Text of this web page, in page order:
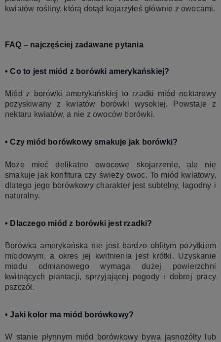
kwiatów rośliny, którą dotąd kojarzyłeś głównie z owocami.
FAQ – najczęściej zadawane pytania
• Co to jest miód z borówki amerykańskiej?
Miód z borówki amerykańskiej to rzadki miód nektarowy
pozyskiwany z kwiatów borówki wysokiej. Powstaje z
nektaru kwiatów, a nie z owoców borówki.
• Czy miód borówkowy smakuje jak borówki?
Może mieć delikatne owocowe skojarzenie, ale nie
smakuje jak konfitura czy świeży owoc. To miód kwiatowy,
dlatego jego borówkowy charakter jest subtelny, łagodny i
naturalny.
• Dlaczego miód z borówki jest rzadki?
Borówka amerykańska nie jest bardzo obfitym pożytkiem
miodowym, a okres jej kwitnienia jest krótki. Uzyskanie
miodu odmianowego wymaga dużej powierzchni
kwitnących plantacji, sprzyjającej pogody i dobrej pracy
pszczół.
• Jaki kolor ma miód borówkowy?
W stanie płynnym miód borówkowy bywa jasnożółty lub